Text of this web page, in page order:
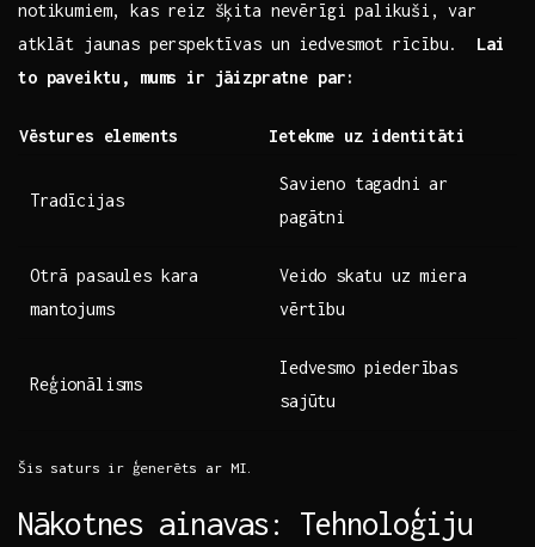
notikumiem, kas reiz šķita nevērīgi palikuši, ⁤var
atklāt jaunas perspektīvas un⁣ iedvesmot rīcību. ‌ Lai
to paveiktu, mums ir jāizpratne par:
Vēstures elements Ietekme uz identitāti
Tradīcijas
Savieno ‌tagadni‌ ar
pagātni
Otrā pasaules kara ​
mantojums
Veido ⁣skatu uz miera
⁤vērtību
Reģionālisms
Iedvesmo piederības⁣
sajūtu
Šis saturs ir⁢ ģenerēts ar MI.
Nākotnes ainavas: ⁤Tehnoloģiju